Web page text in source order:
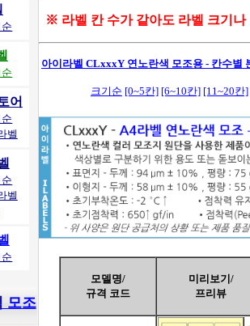
어
벨
벨
모조
※ 라벨 칸 수가 같아도 라벨 크기나
아이라벨 CLxxxY 연노란색 모조용 - 칸수별
크기순 [0~5칸] [6~10칸] [11~20칸]
모델명/
규격 코드
미리보기/
프리뷰